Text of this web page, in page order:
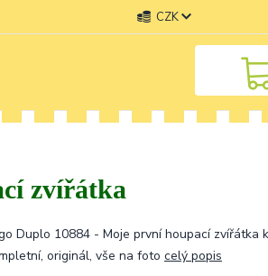
CZK
zvířátka
Duplo 10884 - Moje první houpací zvířátka
originál, vše na foto celý popis